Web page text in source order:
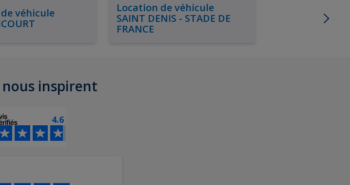
véhicule
Location de véhicule
SAINT DENIS - STADE DE
FRANCE
nous inspirent
4.6